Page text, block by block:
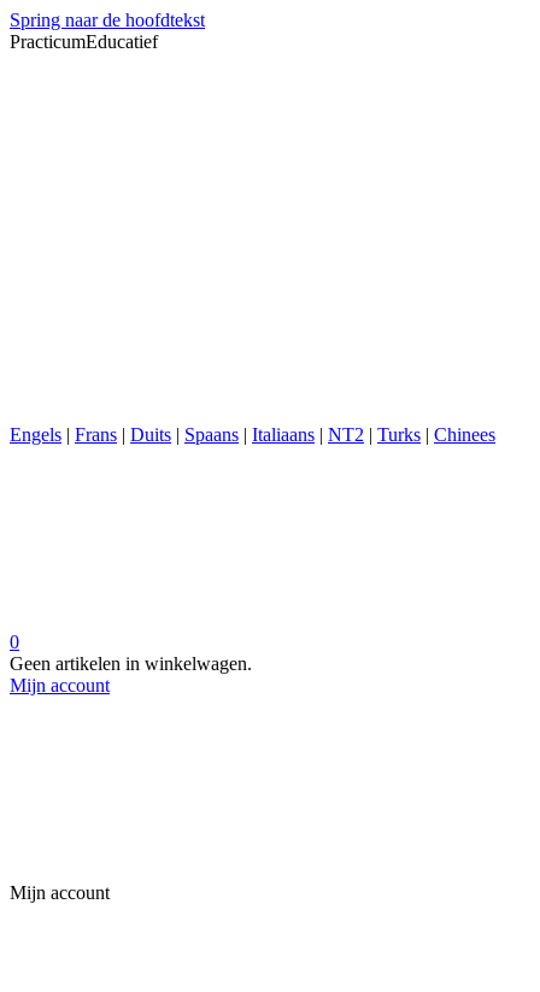
Spring naar de hoofdtekst
PracticumEducatief
Engels | Frans | Duits | Spaans | Italiaans | NT2 | Turks | Chinees
0
Geen artikelen in winkelwagen.
Mijn account
Mijn account